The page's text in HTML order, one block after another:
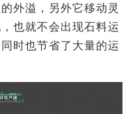
外溢，另外它移动灵
也就不会出现石料运
时也节省了大量的运